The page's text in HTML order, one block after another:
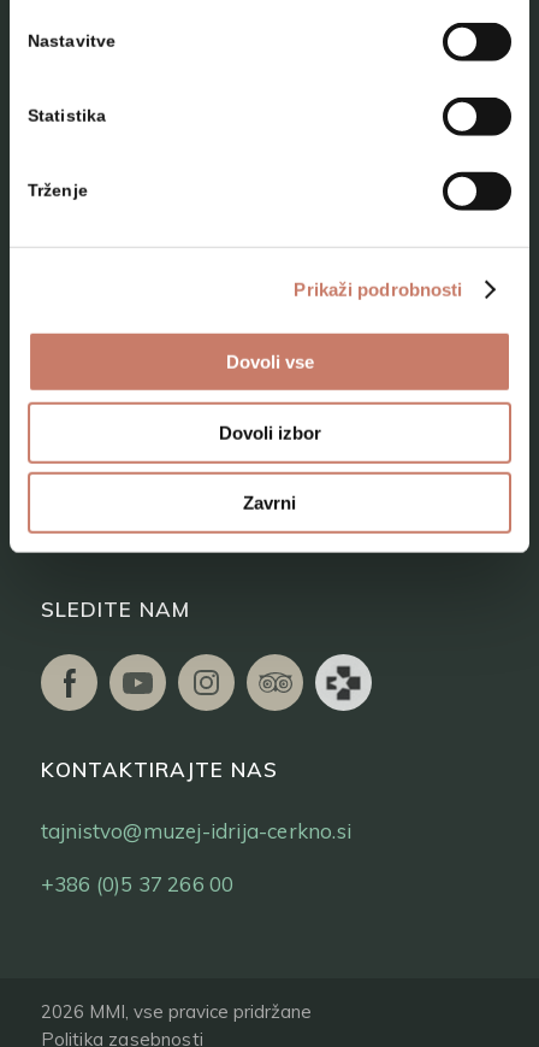
Nastavitve
Statistika
Trženje
Prikaži podrobnosti
Dovoli vse
Dovoli izbor
Zavrni
Kam na izlet
Programi za skupine odraslih
Kje smo
SLEDITE NAM
KONTAKTIRAJTE NAS
tajnistvo@muzej-idrija-cerkno.si
+386 (0)5 37 266 00
2026 MMI, vse pravice pridržane
Politika zasebnosti